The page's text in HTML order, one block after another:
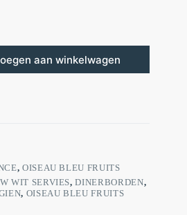
aan winkelwagen
, OISEAU BLEU FRUITS
WIT SERVIES,DINERBORDEN,
, OISEAU BLEU FRUITS